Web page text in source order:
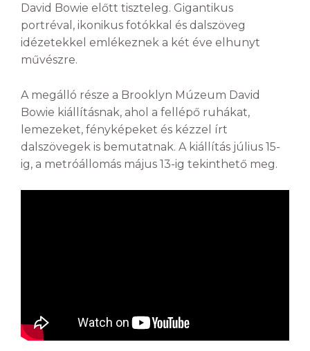
David Bowie előtt tiszteleg. Gigantikus
portréval, ikonikus fotókkal és dalszöveg
idézetekkel emlékeznek a két éve elhunyt
művészre.
A megálló része a Brooklyn Múzeum David
Bowie kiállításnak, ahol a fellépő ruhákat,
lemezeket, fényképeket és kézzel írt
dalszövegek is bemutatnak. A kiállítás július 15-
ig, a metróállomás május 13-ig tekinthető meg.